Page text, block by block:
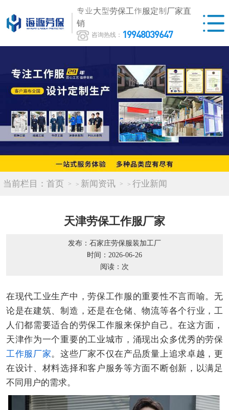
专业大型劳保工作服定制厂家直
销
咨询热线： 19948039647
当前栏目： 首页 > 新闻资讯 > 行业新闻
天津劳保工作服厂家
发布：石家庄劳保服装加工厂
时间：2026-06-26
阅读： 次
在现代工业生产中，劳保工作服的重要性不言而喻。无
论是在建筑、制造，还是在仓储、物流等各个行业，工
人们都需要适合的劳保工作服来保护自己。在这方面，
天津作为一个重要的工业城市，涌现出众多优秀的劳保
工作服厂家。这些厂家不仅在产品质量上追求卓越，更
在设计、材料选择和客户服务等方面不断创新，以满足
不同用户的需求。